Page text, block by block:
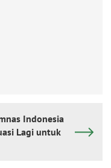
Indonesia
Lagi untuk